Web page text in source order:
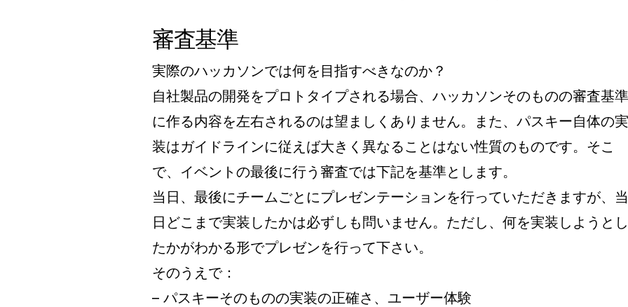
審査基準
実際のハッカソンでは何を目指すべきなのか？
自社製品の開発をプロトタイプされる場合、ハッカソンそのものの審査基準
に作る内容を左右されるのは望ましくありません。また、パスキー自体の実
装はガイドラインに従えば大きく異なることはない性質のものです。そこ
で、イベントの最後に行う審査では下記を基準とします。
当日、最後にチームごとにプレゼンテーションを行っていただきますが、当
日どこまで実装したかは必ずしも問いません。ただし、何を実装しようとし
たかがわかる形でプレゼンを行って下さい。
そのうえで：
– パスキーそのものの実装の正確さ、ユーザー体験